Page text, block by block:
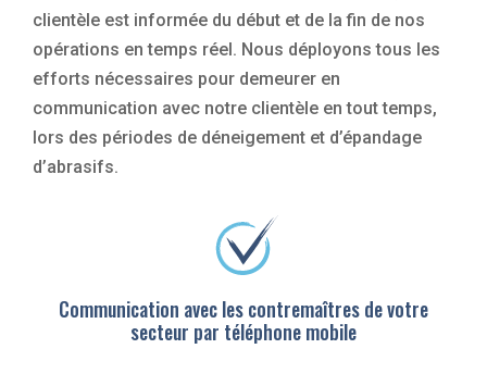
clientèle est informée du début et de la fin de nos
opérations en temps réel. Nous déployons tous les
efforts nécessaires pour demeurer en
communication avec notre clientèle en tout temps,
lors des périodes de déneigement et d’épandage
d’abrasifs.
Communication avec les contremaîtres de votre
secteur par téléphone mobile